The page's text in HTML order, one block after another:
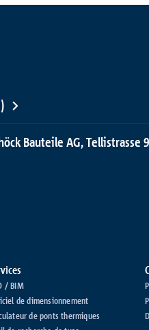
Bauteile AG, Tellistrasse
/ BIM
de dimensionnement
de ponts thermiques